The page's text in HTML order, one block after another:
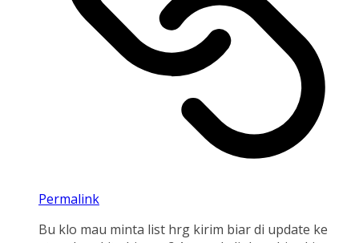
Permalink
Bu klo mau minta list hrg kirim biar di update ke